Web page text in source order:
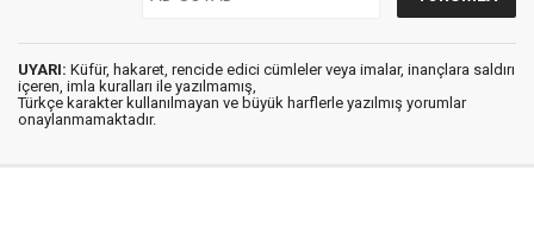
UYARI: Küfür, hakaret, rencide edici cümleler veya imalar, inançlara saldırı
içeren, imla kuralları ile yazılmamış,
Türkçe karakter kullanılmayan ve büyük harflerle yazılmış yorumlar
onaylanmamaktadır.